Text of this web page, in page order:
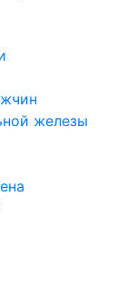
железы